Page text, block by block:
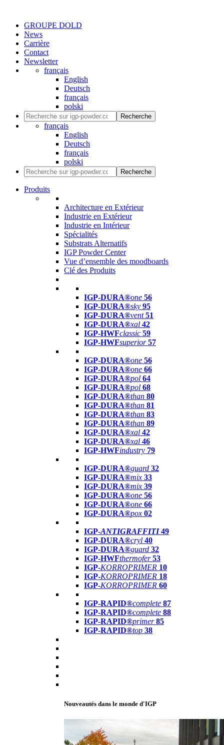
GROUPE DOLD
News
Carrière
Contact
Newsletter
français
English
Deutsch
français
polski
Recherche
français
English
Deutsch
français
polski
Recherche
Produits
Architecture en Extérieur
Industrie en Extérieur
Industrie en Intérieur
Spécialités
Substrats Alternatifs
IGP Powder Center
Vue d’ensemble des moodboards
Clé des Produits
IGP-DURA®one 56
IGP-DURA®sky 95
IGP-DURA®vent 51
IGP-DURA®xal 42
IGP-HWFclassic 59
IGP-HWFsuperior 57
IGP-DURA®one 56
IGP-DURA®one 66
IGP-DURA®pol 64
IGP-DURA®pol 68
IGP-DURA®than 80
IGP-DURA®than 81
IGP-DURA®than 83
IGP-DURA®than 89
IGP-DURA®xal 42
IGP-DURA®xal 46
IGP-HWFindustry 79
IGP-DURA®guard 32
IGP-DURA®mix 33
IGP-DURA®mix 39
IGP-DURA®one 56
IGP-DURA®one 66
IGP-DURA®pox 02
IGP-ANTIGRAFFITI49
IGP-DURA®cryl 40
IGP-DURA®guard 32
IGP-HWFthermofer 53
IGP-KORROPRIMER 10
IGP-KORROPRIMER 18
IGP-KORROPRIMER 60
IGP-RAPID®complete 87
IGP-RAPID®complete 88
IGP-RAPID®primer 85
IGP-RAPID®top 38
Nouveautés dans le monde d'IGP